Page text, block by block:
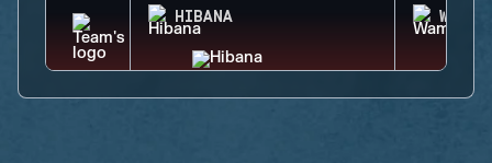
HIBANA WAMAI